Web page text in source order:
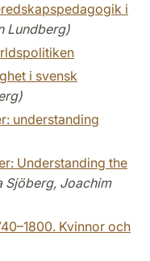
i
Lundberg)
i svensk
understanding
Understanding the
Sjöberg, Joachim
Kvinnor och